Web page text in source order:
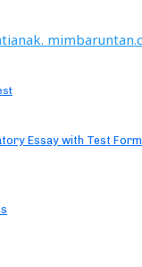
Essay with Test